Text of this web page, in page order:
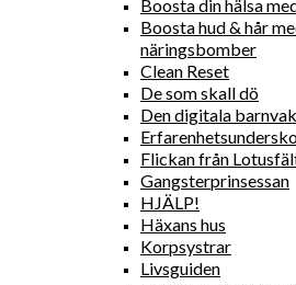
Boosta din hälsa
Boosta hud & hår
näringsbomber
Clean Reset
De som skall dö
Den digitala
Flickan från
Gangsterprinsessan
HJÄLP!
Häxans hus
Korpsystrar
Livsguiden